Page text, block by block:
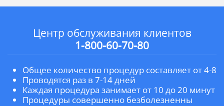
Центр обслуживания клиентов
1-800-60-70-80
Общее количество процедур составляет от 4-8
Проводятся раз в 7-14 дней
Каждая процедура занимает от 10 до 20 минут
Процедуры совершенно безболезненны